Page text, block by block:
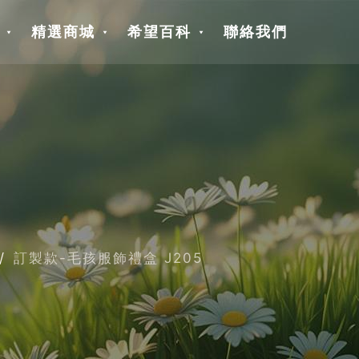
精選商城 希望百科 聯絡我們
訂製款-毛孩服飾禮盒 J205